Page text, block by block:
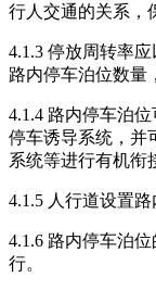
行人交通的关系，
4.1.3 停放周转率
路内停车泊位数量
4.1.4 路内停车泊
停车诱导系统，并
系统等进行有机衔
4.1.5 人行道设置
4.1.6 路内停车泊
行。